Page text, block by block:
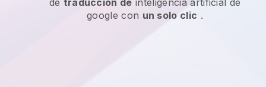
google con un solo clic .